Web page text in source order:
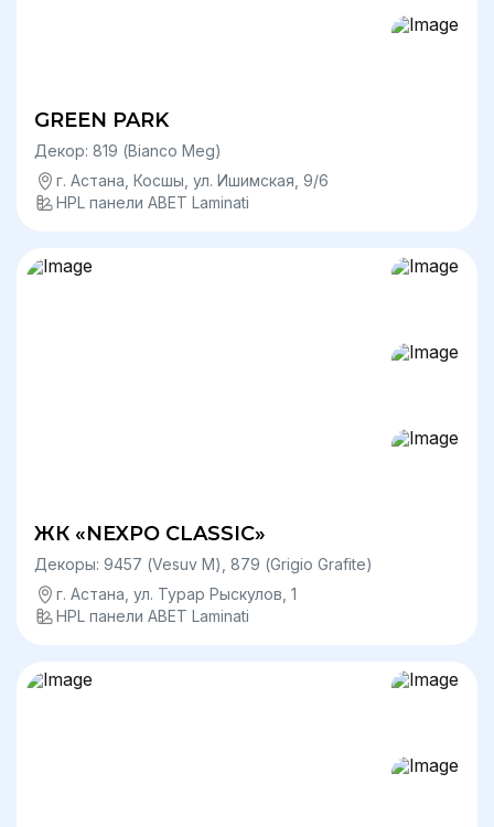
GREEN PARK
Декор: 819 (Bianco Meg)
г. Астана, Косшы, ул. Ишимская, 9/6
HPL панели ABET Laminati
ЖК «NEXPO CLASSIC»
Декоры: 9457 (Vesuv М), 879 (Grigio Grafite)
г. Астана, ул. Турар Рыскулов, 1
HPL панели ABET Laminati